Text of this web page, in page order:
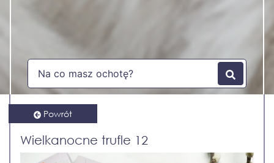
Powrót
Wielkanocne trufle 12